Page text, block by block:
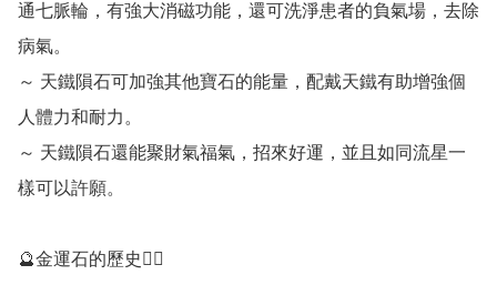
通七脈輪，有強大消磁功能，還可洗淨患者的負氣場，去除
病氣。
～ 天鐵隕石可加強其他寶石的能量，配戴天鐵有助增強個
人體力和耐力。
～ 天鐵隕石還能聚財氣福氣，招來好運，並且如同流星一
樣可以許願。
🔮金運石的歷史💁‍♀️